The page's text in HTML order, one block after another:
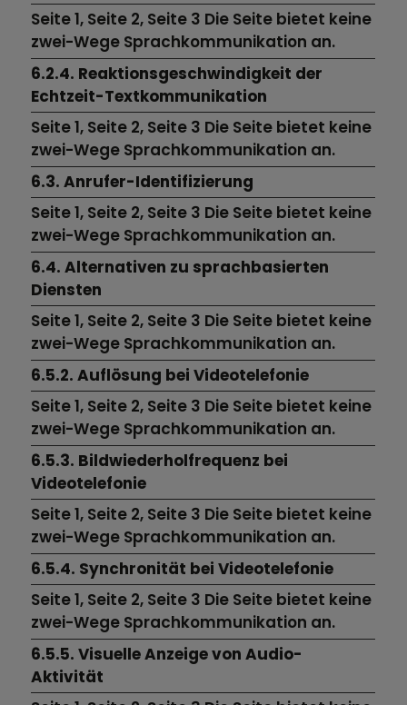
Seite 1, Seite 2, Seite 3 Die Seite bietet keine
zwei-Wege Sprachkommunikation an.
6.2.4. Reaktionsgeschwindigkeit der
Echtzeit-Textkommunikation
Seite 1, Seite 2, Seite 3 Die Seite bietet keine
zwei-Wege Sprachkommunikation an.
6.3. Anrufer-Identifizierung
Seite 1, Seite 2, Seite 3 Die Seite bietet keine
zwei-Wege Sprachkommunikation an.
6.4. Alternativen zu sprachbasierten
Diensten
Seite 1, Seite 2, Seite 3 Die Seite bietet keine
zwei-Wege Sprachkommunikation an.
6.5.2. Auflösung bei Videotelefonie
Seite 1, Seite 2, Seite 3 Die Seite bietet keine
zwei-Wege Sprachkommunikation an.
6.5.3. Bildwiederholfrequenz bei
Videotelefonie
Seite 1, Seite 2, Seite 3 Die Seite bietet keine
zwei-Wege Sprachkommunikation an.
6.5.4. Synchronität bei Videotelefonie
Seite 1, Seite 2, Seite 3 Die Seite bietet keine
zwei-Wege Sprachkommunikation an.
6.5.5. Visuelle Anzeige von Audio-
Aktivität